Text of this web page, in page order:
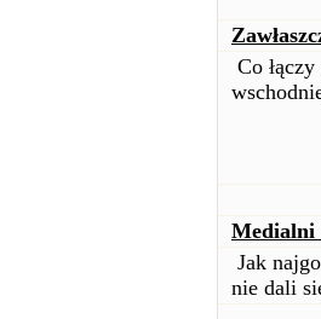
Co
Medialni
Jak
nie dali